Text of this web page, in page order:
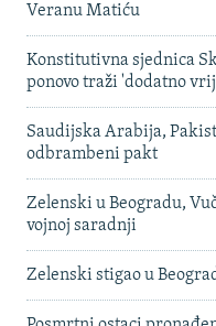
Veranu Matiću
Konstitutivna sjednica
ponovo traži 'dodatno
Saudijska Arabija,
odbrambeni pakt
Zelenski u Beogradu,
vojnoj saradnji
Zelenski stigao u